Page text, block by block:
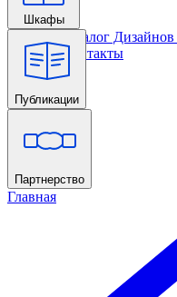
Шкафы
Главная Каталог Дизайнов
Проекта Контакты
Публикации
Главная
Партнерство
Главная